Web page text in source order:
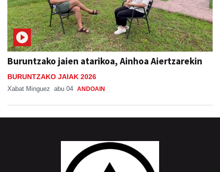
Buruntzako jaien atarikoa, Ainhoa Aiertzarekin
BURUNTZAKO JAIAK 2026
Xabat Minguez abu 04 ANDOAIN